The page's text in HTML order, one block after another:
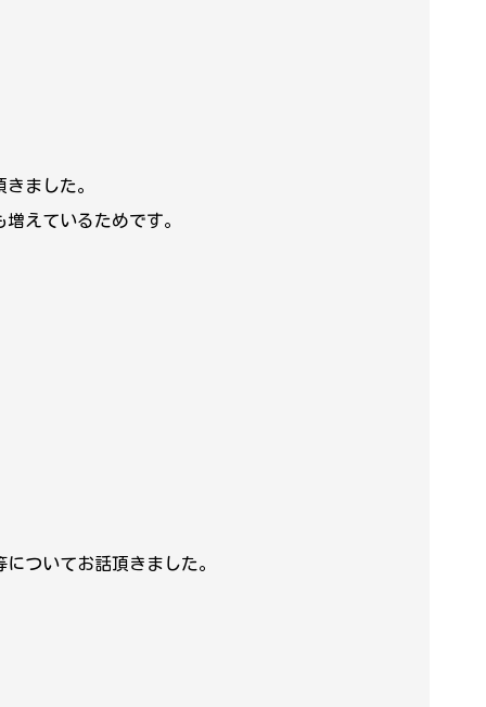
ました。
えているためです。
ついてお話頂きました。